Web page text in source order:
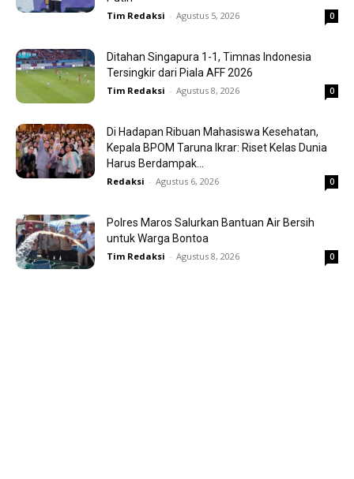
Tim Redaksi - Agustus 5, 2026 0
Ditahan Singapura 1-1, Timnas Indonesia
Tersingkir dari Piala AFF 2026
Tim Redaksi - Agustus 8, 2026 0
Di Hadapan Ribuan Mahasiswa Kesehatan,
Kepala BPOM Taruna Ikrar: Riset Kelas Dunia
Harus Berdampak...
Redaksi - Agustus 6, 2026 0
Polres Maros Salurkan Bantuan Air Bersih
untuk Warga Bontoa
Tim Redaksi - Agustus 8, 2026 0